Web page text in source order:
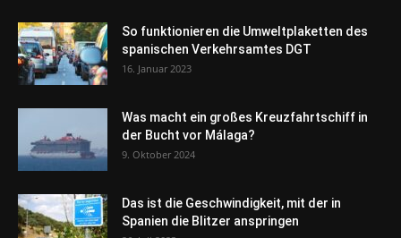
So funktionieren die Umweltplaketten des
spanischen Verkehrsamtes DGT
16. Januar 2023
Was macht ein großes Kreuzfahrtschiff in
der Bucht vor Málaga?
9. Oktober 2024
Das ist die Geschwindigkeit, mit der in
Spanien die Blitzer anspringen